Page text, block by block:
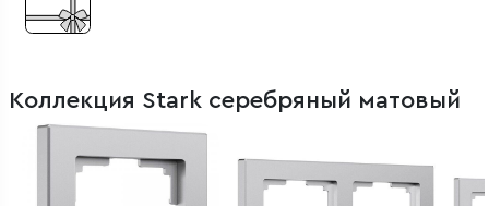
Коллекция Stark серебряный матовый